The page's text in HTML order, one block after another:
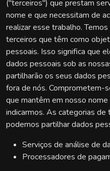
("terceiros") que prestam
nome e que necessitam de
realizar esse trabalho.
terceiros que têm como
pessoais. Isso significa que
dados pessoais sob as
partilharão os seus dados
fora de nós. Comprometem-
que mantêm em nosso
indicarmos. As categorias de
podemos partilhar dados
Serviços de análise de
Processadores de